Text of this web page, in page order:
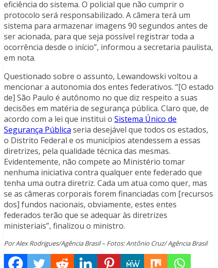
eficiência do sistema. O policial que não cumprir o
protocolo será responsabilizado. A câmera terá um
sistema para armazenar imagens 90 segundos antes de
ser acionada, para que seja possível registrar toda a
ocorrência desde o início”, informou a secretaria paulista,
em nota.
Questionado sobre o assunto, Lewandowski voltou a
mencionar a autonomia dos entes federativos. “[O estado
de] São Paulo é autônomo no que diz respeito a suas
decisões em matéria de segurança pública. Claro que, de
acordo com a lei que institui o Sistema Único de
Segurança Pública seria desejável que todos os estados,
o Distrito Federal e os municípios atendessem a essas
diretrizes, pela qualidade técnica das mesmas.
Evidentemente, não compete ao Ministério tomar
nenhuma iniciativa contra qualquer ente federado que
tenha uma outra diretriz. Cada um atua como quer, mas
se as câmeras corporais forem financiadas com [recursos
dos] fundos nacionais, obviamente, estes entes
federados terão que se adequar às diretrizes
ministeriais”, finalizou o ministro.
Por Alex Rodrigues/Agência Brasil – Fotos: Antônio Cruz/ Agência Brasil